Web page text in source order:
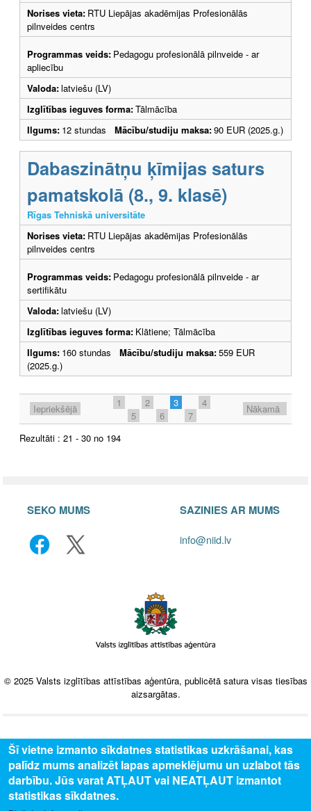
Norises vieta: RTU Liepājas akadēmijas Profesionālās
pilnveides centrs
Programmas veids: Pedagogu profesionālā pilnveide - ar
apliecību
Valoda:latviešu (LV)
Izglītības ieguves forma:Tālmācība
Ilgums: 12 stundas Mācību/studiju maksa:90 EUR (2025.g.)
Dabaszinātņu ķīmijas saturs
pamatskolā (8., 9. klasē)
Rīgas Tehniskā universitāte
Norises vieta: RTU Liepājas akadēmijas Profesionālās
pilnveides centrs
Programmas veids: Pedagogu profesionālā pilnveide - ar
sertifikātu
Valoda:latviešu (LV)
Izglītības ieguves forma: Klātiene; Tālmācība
Ilgums: 160 stundas Mācību/studiju maksa:559 EUR
(2025.g.)
Iepriekšējā 1 2 3
4
5
6 7
Nākamā
Rezultāti : 21 - 30 no 194
SEKO MUMS SAZINIES AR MUMS
info@niid.lv
© 2025 Valsts izglītības attīstības aģentūra, publicētā satura visas tiesības
aizsargātas.
Šī vietne izmanto sīkdatnes statistikas uzkrāšanai, kas
palīdz mums analizēt lapas apmeklējumu un uzlabot tās
darbību. Jūs varat ATĻAUT vai NEATĻAUT izmantot
statistikas sīkdatnes.